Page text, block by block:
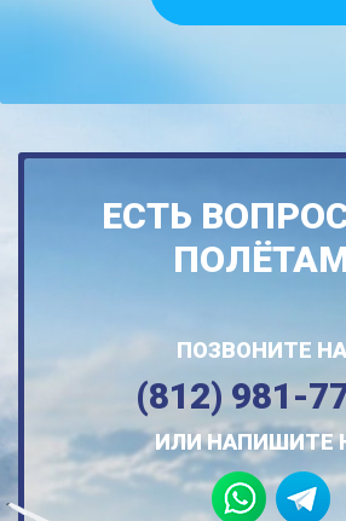
ЕСТЬ
ПОЗВОНИТЕ
(812) 981-
ИЛИ НАПИШИТЕ